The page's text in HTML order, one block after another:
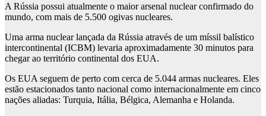
A Rússia possui atualmente o maior arsenal nuclear confirmado do
mundo, com mais de 5.500 ogivas nucleares.
Uma arma nuclear lançada da Rússia através de um míssil balístico
intercontinental (ICBM) levaria aproximadamente 30 minutos para
chegar ao território continental dos EUA.
Os EUA seguem de perto com cerca de 5.044 armas nucleares. Eles
estão estacionados tanto nacional como internacionalmente em cinco
nações aliadas: Turquia, Itália, Bélgica, Alemanha e Holanda.